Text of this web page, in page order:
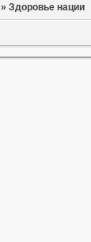
»Здоровье нации